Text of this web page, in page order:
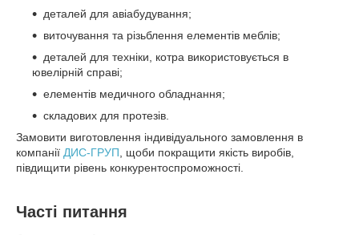
деталей для авіабудування;
виточування та різьблення елементів меблів;
деталей для техніки, котра використовується в
ювелірній справі;
елементів медичного обладнання;
складових для протезів.
Замовити виготовлення індивідуального замовлення в
компанії ДИС-ГРУП , щоби покращити якість виробів,
півдищити рівень конкурентоспроможності.
Часті питання